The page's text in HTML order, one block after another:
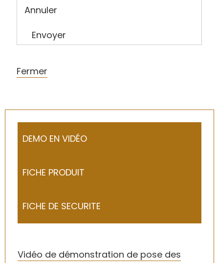
Annuler
Envoyer
Fermer
DEMO EN VIDÉO
FICHE PRODUIT
FICHE DE SECURITE
Vidéo de démonstration de pose des